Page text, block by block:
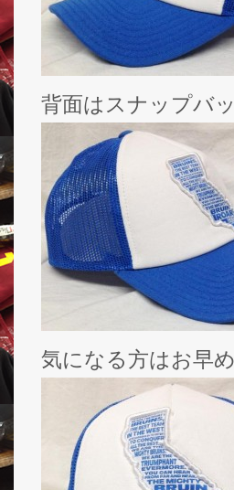
背面はスナップバ
気になる方はお早